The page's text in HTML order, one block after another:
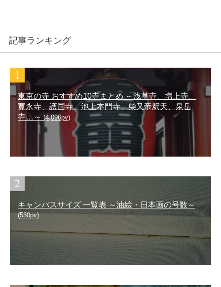
記事ランキング
東京の寺 おすすめ10寺まとめ ～浅草寺、増上寺、
寛永寺、護国寺、池上本門寺、柴又帝釈天、泉岳
寺…～ (4,096pv)
キャンバスサイズ 一覧表 ～油絵・日本画の号数～
(530pv)